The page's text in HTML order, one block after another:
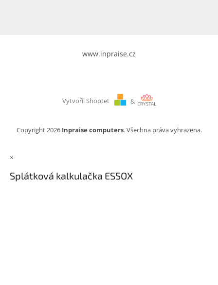
www.inpraise.cz
Vytvořil Shoptet &
Copyright 2026 Inpraise computers. Všechna práva vyhrazena.
×
Splátková kalkulačka ESSOX